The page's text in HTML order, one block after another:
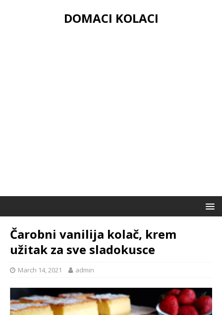
DOMACI KOLACI
Čarobni vanilija kolač, krem
užitak za sve sladokusce
March 14, 2021 admin